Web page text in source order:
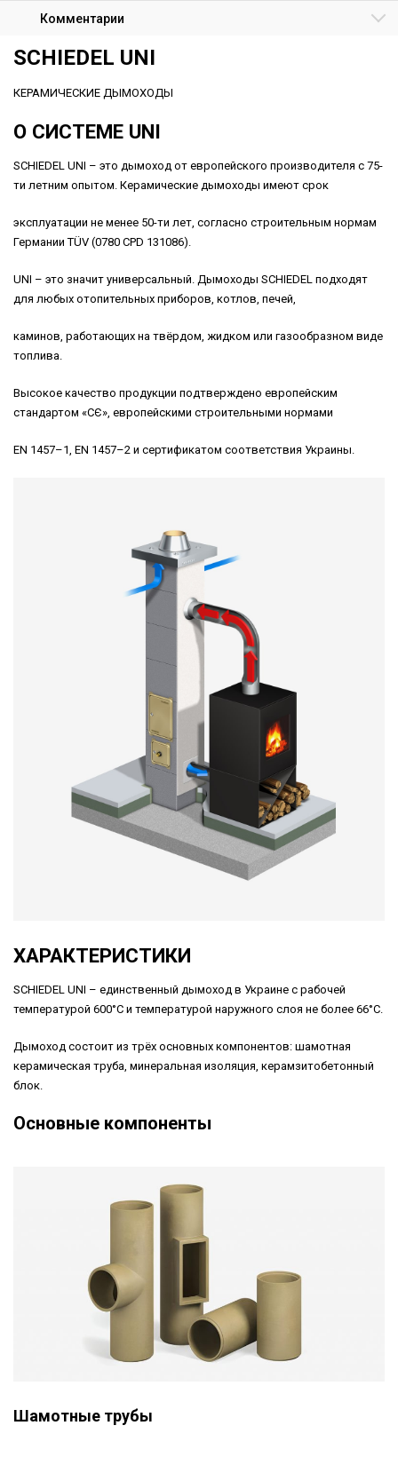
Комментарии
SCHIEDEL UNI
КЕРАМИЧЕСКИЕ ДЫМОХОДЫ
О СИСТЕМЕ UNI
SCHIEDEL UNI – это дымоход от европейского производителя с 75-
ти летним опытом. Керамические дымоходы имеют срок
эксплуатации не менее 50-ти лет, cогласно строительным нормам
Германии TÜV (0780 CPD 131086).
UNI – это значит универсальный. Дымоходы SCHIEDEL подходят
для любых отопительных приборов, котлов, печей,
каминов, работающих на твёрдом, жидком или газообразном виде
топлива.
Высокое качество продукции подтверждено европейским
стандартом «CЄ», европейскими строительными нормами
EN 1457–1, EN 1457–2 и сертификатом соответствия Украины.
ХАРАКТЕРИСТИКИ
SCHIEDEL UNI – единственный дымоход в Украине с рабочей
температурой 600°С и температурой наружного слоя не более 66°С.
Дымоход состоит из трёх основных компонентов: шамотная
керамическая труба, минеральная изоляция, керамзитобетонный
блок.
Основные компоненты
Шамотные трубы